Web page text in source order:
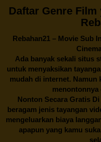
Daftar Genre
Rebahan21 – Movie Sub
Ada banyak sekali situs
untuk menyaksikan
mudah di internet. Namun
menontonnya
Nonton Secara Gratis Di
beragam jenis tayangan
mengeluarkan biaya
apapun yang kamu